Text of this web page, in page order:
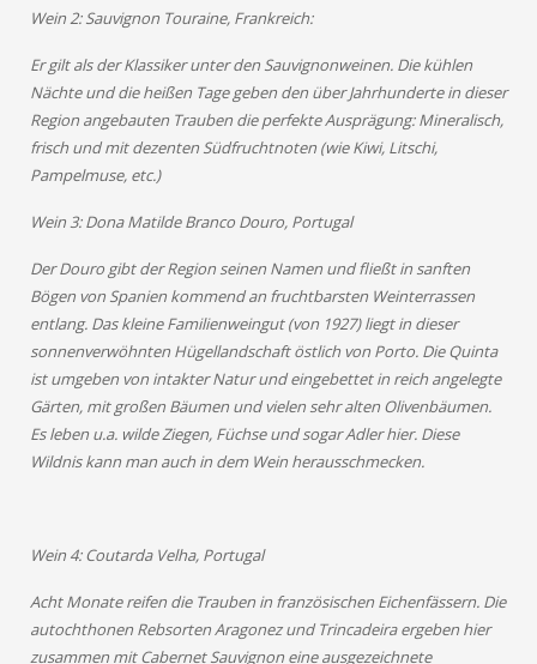
Wein 2: Sauvignon Touraine, Frankreich:
Er gilt als der Klassiker unter den Sauvignonweinen. Die kühlen
Nächte und die heißen Tage geben den über Jahrhunderte in dieser
Region angebauten Trauben die perfekte Ausprägung: Mineralisch,
frisch und mit dezenten Südfruchtnoten (wie Kiwi, Litschi,
Pampelmuse, etc.)
Wein 3: Dona Matilde Branco Douro, Portugal
Der Douro gibt der Region seinen Namen und fließt in sanften
Bögen von Spanien kommend an fruchtbarsten Weinterrassen
entlang. Das kleine Familienweingut (von 1927) liegt in dieser
sonnenverwöhnten Hügellandschaft östlich von Porto. Die Quinta
ist umgeben von intakter Natur und eingebettet in reich angelegte
Gärten, mit großen Bäumen und vielen sehr alten Olivenbäumen.
Es leben u.a. wilde Ziegen, Füchse und sogar Adler hier. Diese
Wildnis kann man auch in dem Wein herausschmecken.
Wein 4: Coutarda Velha, Portugal
Acht Monate reifen die Trauben in französischen Eichenfässern. Die
autochthonen Rebsorten Aragonez und Trincadeira ergeben hier
zusammen mit Cabernet Sauvignon eine ausgezeichnete